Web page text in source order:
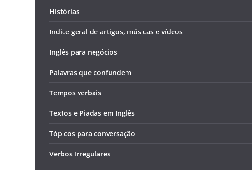
Histórias
Indice geral de artigos, músicas e vídeos
Inglês para negócios
Palavras que confundem
Tempos verbais
Textos e Piadas em Inglês
Tópicos para conversação
Verbos Irregulares